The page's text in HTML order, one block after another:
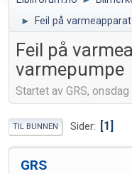
►
Feil på
Feil på
varmepumpe
Startet av GRS,
TIL BUNNEN Sider 1
GRS